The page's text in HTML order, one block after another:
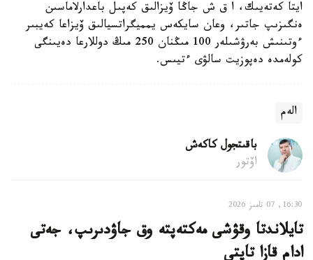
ايتا كەتەيىك، ا ق ش جاڭا ۆيزالىق كەپىل باعدارلاماسىن
ەنگىزىپ جاتىر، وعان سايكەس يمميگراتسيالىق ۆيزاعا كەيبىر
ءوتىنىش بەرۋشىلەر 100 مىڭنان 250 مىڭ دوللارعا دەيىنگى
كولەمدە دەپوزيت سالۋى ءتيىس.
الەم
باقىتجول كاكەش
اۆتور
16:30, 07 تامىز 2026
تايلاندتا وقۋشى مەكتەپتە وق جاۋدىرىپ، جەتى